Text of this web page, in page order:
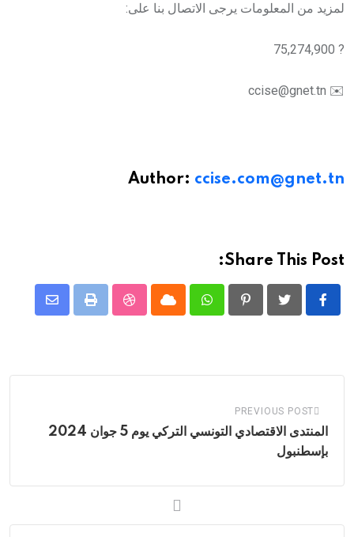
لمزيد من المعلومات يرجى الاتصال بنا على:
? 75,274,900
✉️ ccise@gnet.tn
Author: ccise.com@gnet.tn
Share This Post:
Pinterest
Whatsapp
Cloud
StumbleUpon
Print
Share
PREVIOUS POST
المنتدى الاقتصادي التونسي التركي يوم 5 جوان 2024
بإسطنبول